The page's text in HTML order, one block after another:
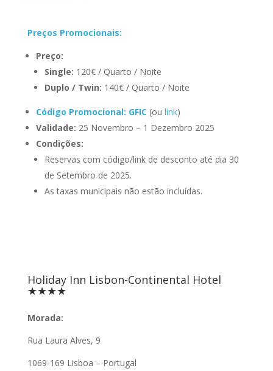
Preços Promocionais:
Preço:
Single: 120€ / Quarto / Noite
Duplo / Twin: 140€ / Quarto / Noite
Código Promocional: GFIC (ou link)
Validade: 25 Novembro – 1 Dezembro 2025
Condições:
Reservas com código/link de desconto até dia 30
de Setembro de 2025.
As taxas municipais não estão incluídas.
Holiday Inn Lisbon-Continental Hotel
★★★★
Morada:
Rua Laura Alves, 9
1069-169 Lisboa – Portugal